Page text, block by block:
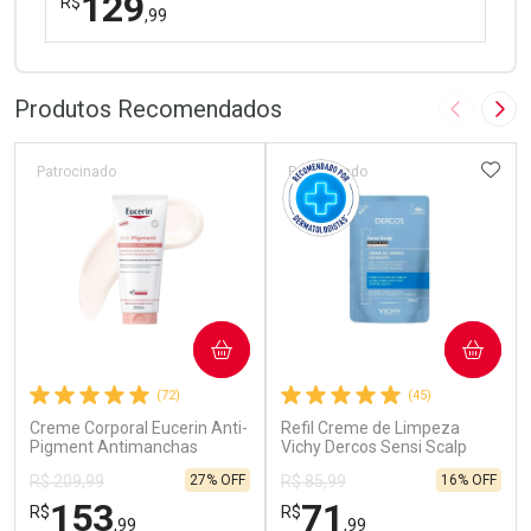
,99
Dermaclub
Ativar Desconto
Comprar sem Desconto
Por Menos
Comprar sem Desconto
Produtos Recomendados Imagem
(72)
Creme Corporal Eucerin Anti-
Pigment Antimanchas
Patrocinado
R$ 209,99
R$153,99
27% OFF
COMPRAR
(45)
Refil Creme de Limpeza
Vichy Dercos Sensi Scalp
Patrocinado
R$ 85,99
R$71 ,99
16% OFF
COMPRAR